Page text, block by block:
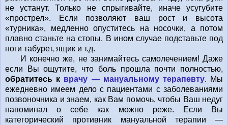
не устанут. Только не спрыгивайте, иначе усугубите
«прострел». Если позволяют ваш рост и высота
«турника», медленно опуститесь на носочки, а потом
плавно станьте на стопы. В ином случае подставьте под
ноги табурет, ящик и т.д.
И конечно же, не занимайтесь самолечением! Даже
если Вы ощутите, что боль прошла почти полностью,
обратитесь к врачу — мануальному терапевту. Мы
ежедневно имеем дело с пациентами с заболеваниями
позвоночника и знаем, как Вам помочь, чтобы Ваш недуг
напоминал о себе как можно реже. Если Вы
категорический противник мануальной терапии —